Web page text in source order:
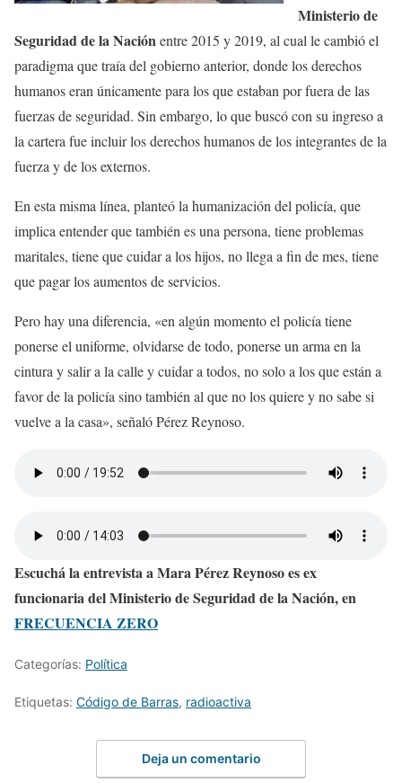
Ministerio de
Seguridad de la Naciónentre 2015 y 2019, al cual le cambió el
paradigma que traía del gobierno anterior, donde los derechos
humanos eran únicamente para los que estaban por fuera de las
fuerzas de seguridad. Sin embargo, lo que buscó con su ingreso a
la cartera fue incluir los derechos humanos de los integrantes de la
fuerza y de los externos.
En esta misma línea, planteó la humanización del policía, que
implica entender que también es una persona, tiene problemas
maritales, tiene que cuidar a los hijos, no llega a fin de mes, tiene
que pagar los aumentos de servicios.
Pero hay una diferencia, «en algún momento el policía tiene
ponerse el uniforme, olvidarse de todo, ponerse un arma en la
cintura y salir a la calle y cuidar a todos, no solo a los que están a
favor de la policía sino también al que no los quiere y no sabe si
vuelve a la casa», señaló Pérez Reynoso.
Escuchá la entrevista a Mara Pérez Reynoso es ex
funcionaria del Ministerio de Seguridad de la Nación, en
FRECUENCIA ZERO
Categorías: Política
Etiquetas: Código de Barras, radioactiva
Deja un comentario